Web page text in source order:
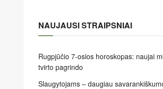
NAUJAUSI STRAIPSNIAI
Rugpjūčio 7-osios horoskopas: naujai
tvirto pagrindo
Slaugytojams – daugiau